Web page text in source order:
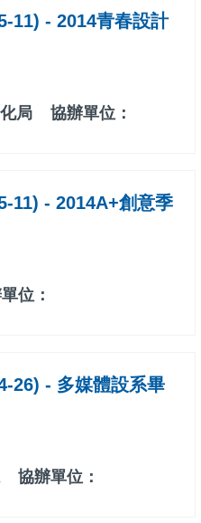
11) - 2014青春設計
局 協辦單位：
11) - 2014A+創意季
位：
26) - 多媒體設系畢
協辦單位：